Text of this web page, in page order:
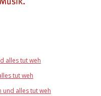
alles tut weh
tut weh
und alles tut weh